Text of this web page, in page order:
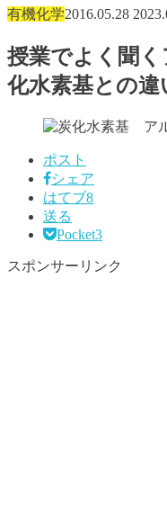
有機化学2016.05.28
授業でよく聞
化水素基との違
ポスト
シェア
はてブ8
送る
Pocket3
スポンサーリンク